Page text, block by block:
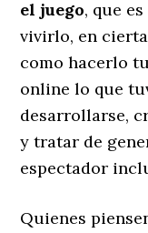
el juego, que
vivirlo, en
como hacerlo
online lo que
desarrollarse,
y tratar de
espectador
Quienes